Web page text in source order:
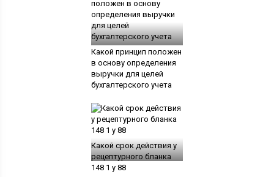
Какой принцип положен
в основу определения
выручки для целей
бухгалтерского учета
Какой срок действия у
рецептурного бланка
148 1 у 88